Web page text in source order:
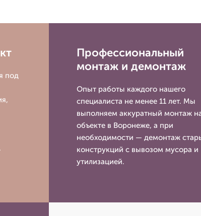
под
Профессиональный
монтаж и демонтаж
Опыт работы каждого нашего
специалиста не менее 11 лет. Мы
выполняем аккуратный монтаж
объекте в Воронеже, а при
необходимости — демонтаж
конструкций с вывозом мусора и
утилизацией.